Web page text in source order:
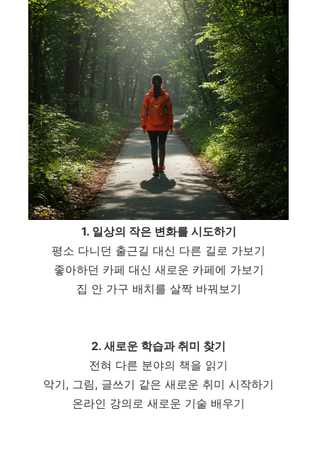
1. 일상의 작은 변화를 시도하기
평소 다니던 출근길 대신 다른 길로 가보기
좋아하던 카페 대신 새로운 카페에 가보기
집 안 가구 배치를 살짝 바꿔보기
2. 새로운 학습과 취미 찾기
전혀 다른 분야의 책을 읽기
악기, 그림, 글쓰기 같은 새로운 취미 시작하기
온라인 강의로 새로운 기술 배우기